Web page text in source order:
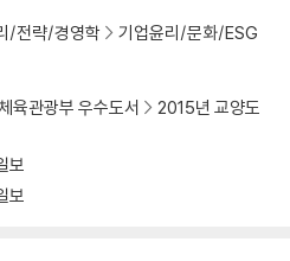
육관광부 우수도서
2015년 교양도
보
보
/전략/경영학 기업윤리/문화/ESG